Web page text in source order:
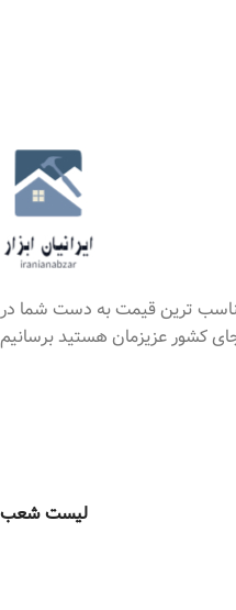
مناسب ترین قیمت به دست شما در
کشور عزیزمان هستید برسانیم
لیست شعب